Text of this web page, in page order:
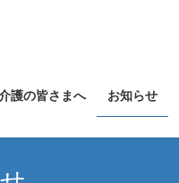
護の皆さまへ お知らせ